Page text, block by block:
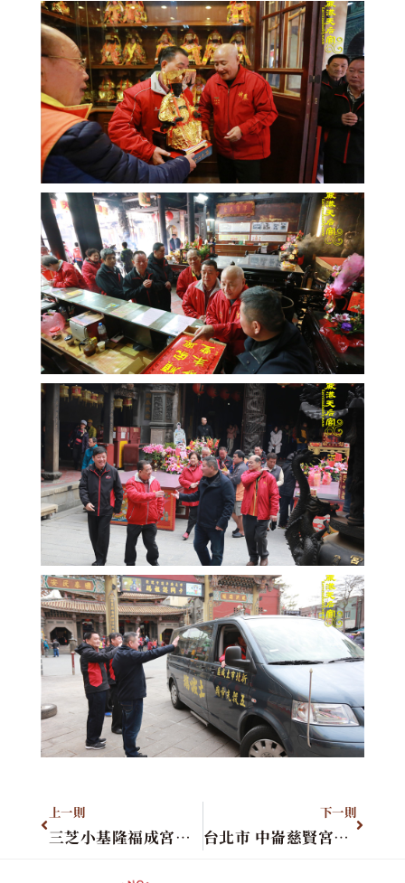
上一則
三芝小基隆福成宮主委葉藤吉先生暨全體貴賓蒞臨拜訪
下一則
台北市 中崙慈賢宮詹主委金山先生暨全體貴賓蒞臨